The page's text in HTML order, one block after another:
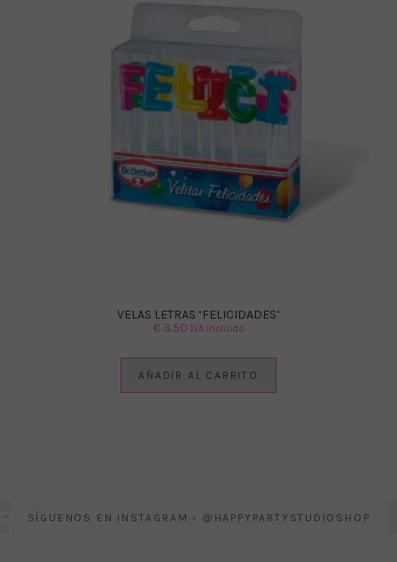
VELAS LETRAS ‘FELICIDADES’
€3.50 IVA Incluido
AÑADIR AL CARRITO
SÍGUENOS EN INSTAGRAM › @HAPPYPARTYSTUDIOSHOP